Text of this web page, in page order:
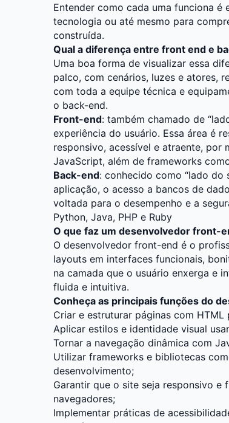
Entender como cada uma funciona é
tecnologia ou até mesmo para
construída.
Qual a diferença entre front end e
Uma boa forma de visualizar essa
palco, com cenários, luzes e atores,
com toda a equipe técnica e
o back-end.
Front-end: também chamado de
experiência do usuário. Essa área é
responsivo, acessível e atraente, por
JavaScript, além de frameworks
Back-end: conhecido como “lado do
aplicação, o acesso a bancos de
voltada para o desempenho e a
Python, Java, PHP e Ruby
O que faz um desenvolvedor front-
O desenvolvedor front-end é o
layouts em interfaces funcionais,
na camada que o usuário enxerga e
fluida e intuitiva.
Conheça as principais funções do
Criar e estruturar páginas com
Aplicar estilos e identidade visual
Tornar a navegação dinâmica com
Utilizar frameworks e bibliotecas
desenvolvimento;
Garantir que o site seja responsivo
navegadores;
Implementar práticas de